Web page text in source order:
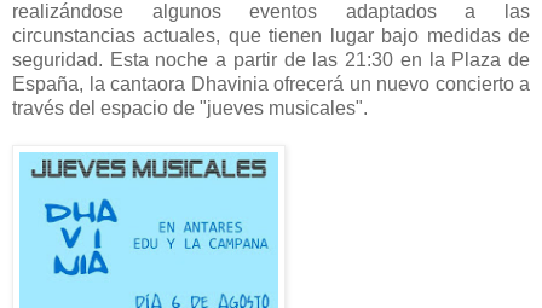
realizándose algunos eventos adaptados a las
circunstancias actuales, que tienen lugar bajo medidas de
seguridad. Esta noche a partir de las 21:30 en la Plaza de
España, la cantaora Dhavinia ofrecerá un nuevo concierto a
través del espacio de "jueves musicales".